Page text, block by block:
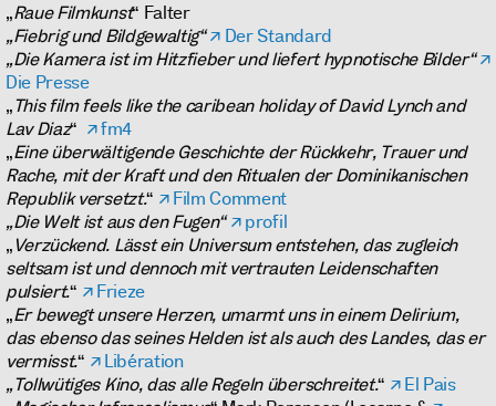
„Raue Filmkunst“ Falter
„Fiebrig und Bildgewaltig“
Der Standard
„Die Kamera ist im Hitzfieber und liefert hypnotische Bilder“
Die Presse
„This film feels like the caribean holiday of David Lynch and
Lav Diaz“
fm4
„Eine überwältigende Geschichte der Rückkehr, Trauer und
Rache, mit der Kraft und den Ritualen der Dominikanischen
Republik versetzt.“
Film Comment
„Die Welt ist aus den Fugen“
profil
„Verzückend. Lässt ein Universum entstehen, das zugleich
seltsam ist und dennoch mit vertrauten Leidenschaften
pulsiert.“
Frieze
„Er bewegt unsere Herzen, umarmt uns in einem Delirium,
das ebenso das seines Helden ist als auch des Landes, das er
vermisst.“
Libération
„Tollwütiges Kino, das alle Regeln überschreitet.“
El Pais